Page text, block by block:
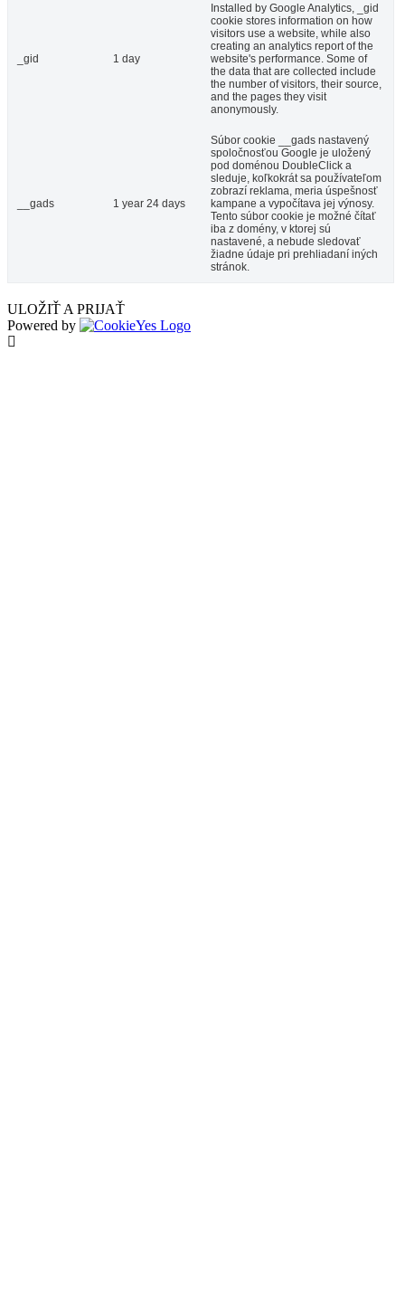
_gid 1 day
Installed by Google Analytics, _gid
cookie stores information on how
visitors use a website, while also
creating an analytics report of the
website's performance. Some of
the data that are collected include
the number of visitors, their source,
and the pages they visit
anonymously.
__gads 1 year 24 days
Súbor cookie __gads nastavený
spoločnosťou Google je uložený
pod doménou DoubleClick a
sleduje, koľkokrát sa používateľom
zobrazí reklama, meria úspešnosť
kampane a vypočítava jej výnosy.
Tento súbor cookie je možné čítať
iba z domény, v ktorej sú
nastavené, a nebude sledovať
žiadne údaje pri prehliadaní iných
stránok.
ULOŽIŤ A PRIJAŤ
Powered by